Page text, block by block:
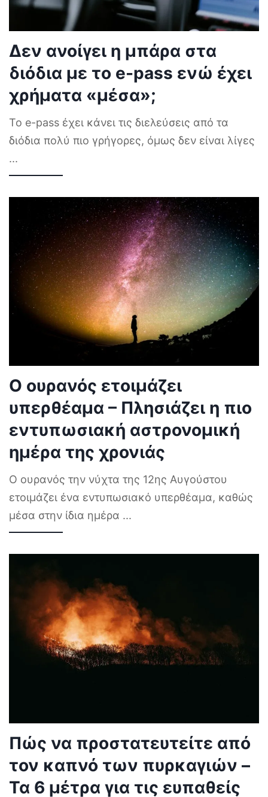
Δεν ανοίγει η μπάρα στα
διόδια με το e-pass ενώ έχει
χρήματα «μέσα»;
Το e-pass έχει κάνει τις διελεύσεις από τα
διόδια πολύ πιο γρήγορες, όμως δεν είναι λίγες
...
Ο ουρανός ετοιμάζει
υπερθέαμα – Πλησιάζει η πιο
εντυπωσιακή αστρονομική
ημέρα της χρονιάς
Ο ουρανός την νύχτα της 12ης Αυγούστου
ετοιμάζει ένα εντυπωσιακό υπερθέαμα, καθώς
μέσα στην ίδια ημέρα ...
Πώς να προστατευτείτε από
τον καπνό των πυρκαγιών –
Τα 6 μέτρα για τις ευπαθείς